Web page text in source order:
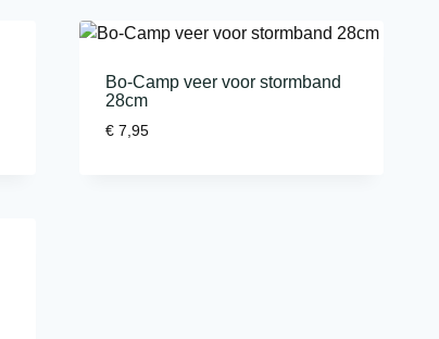
Bo-Camp veer voor stormband
28cm
€7,95